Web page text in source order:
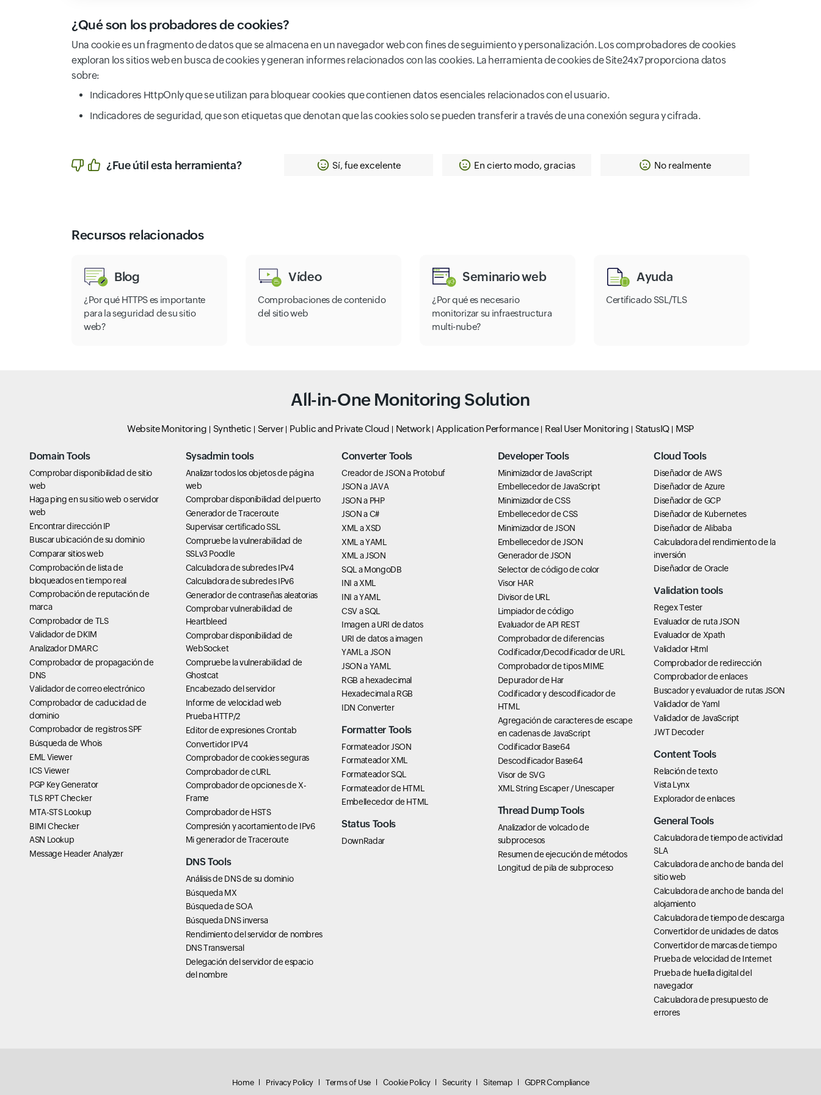
¿Qué son los probadores de cookies?
Una cookie es un fragmento de datos que se almacena en un navegador web con fines de seguimiento y personalización. Los comprobadores de cookies
exploran los sitios web en busca de cookies y generan informes relacionados con las cookies. La herramienta de cookies de Site24x7 proporciona datos
sobre:
Indicadores HttpOnly que se utilizan para bloquear cookies que contienen datos esenciales relacionados con el usuario.
Indicadores de seguridad, que son etiquetas que denotan que las cookies solo se pueden transferir a través de una conexión segura y cifrada.
¿Fue útil esta herramienta? Sí, fue excelente En cierto modo, gracias No realmente
Recursos relacionados
Blog
¿Por qué HTTPS es importante
para la seguridad de su sitio
web?
Vídeo
Comprobaciones de contenido
del sitio web
Seminario web
¿Por qué es necesario
monitorizar su infraestructura
multi-nube?
Ayuda
Certificado SSL/TLS
All-in-One Monitoring Solution
Website Monitoring Synthetic Server Public and Private Cloud Network Application Performance Real User Monitoring StatusIQ MSP
Domain Tools
Comprobar disponibilidad de sitio
web
Haga ping en su sitio web o servidor
web
Encontrar dirección IP
Buscar ubicación de su dominio
Comparar sitios web
Comprobación de lista de
bloqueados en tiempo real
Comprobación de reputación de
marca
Comprobador de TLS
Validador de DKIM
Analizador DMARC
Comprobador de propagación de
DNS
Validador de correo electrónico
Comprobador de caducidad de
dominio
Comprobador de registros SPF
Búsqueda de Whois
EML Viewer
ICS Viewer
PGP Key Generator
TLS RPT Checker
MTA-STS Lookup
BIMI Checker
ASN Lookup
Message Header Analyzer
Sysadmin tools
Analizar todos los objetos de página
web
Comprobar disponibilidad del puerto
Generador de Traceroute
Supervisar certificado SSL
Compruebe la vulnerabilidad de
SSLv3 Poodle
Calculadora de subredes IPv4
Calculadora de subredes IPv6
Generador de contraseñas aleatorias
Comprobar vulnerabilidad de
Heartbleed
Comprobar disponibilidad de
WebSocket
Compruebe la vulnerabilidad de
Ghostcat
Encabezado del servidor
Informe de velocidad web
Prueba HTTP/2
Editor de expresiones Crontab
Convertidor IPV4
Comprobador de cookies seguras
Comprobador de cURL
Comprobador de opciones de X-
Frame
Comprobador de HSTS
Compresión y acortamiento de IPv6
Mi generador de Traceroute
DNS Tools
Análisis de DNS de su dominio
Búsqueda MX
Búsqueda de SOA
Búsqueda DNS inversa
Rendimiento del servidor de nombres
DNS Transversal
Delegación del servidor de espacio
del nombre
Converter Tools
Creador de JSON a Protobuf
JSON a JAVA
JSON a PHP
JSON a C#
XML a XSD
XML a YAML
XML a JSON
SQL a MongoDB
INI a XML
INI a YAML
CSV a SQL
Imagen a URI de datos
URI de datos a imagen
YAML a JSON
JSON a YAML
RGB a hexadecimal
Hexadecimal a RGB
IDN Converter
Formatter Tools
Formateador JSON
Formateador XML
Formateador SQL
Formateador de HTML
Embellecedor de HTML
Status Tools
DownRadar
Developer Tools
Minimizador de JavaScript
Embellecedor de JavaScript
Minimizador de CSS
Embellecedor de CSS
Minimizador de JSON
Embellecedor de JSON
Generador de JSON
Selector de código de color
Visor HAR
Divisor de URL
Limpiador de código
Evaluador de API REST
Comprobador de diferencias
Codificador/Decodificador de URL
Comprobador de tipos MIME
Depurador de Har
Codificador y descodificador de
HTML
Agregación de caracteres de escape
en cadenas de JavaScript
Codificador Base64
Descodificador Base64
Visor de SVG
XML String Escaper / Unescaper
Thread Dump Tools
Analizador de volcado de
subprocesos
Resumen de ejecución de métodos
Longitud de pila de subproceso
Cloud Tools
Diseñador de AWS
Diseñador de Azure
Diseñador de GCP
Diseñador de Kubernetes
Diseñador de Alibaba
Calculadora del rendimiento de la
inversión
Diseñador de Oracle
Validation tools
Regex Tester
Evaluador de ruta JSON
Evaluador de Xpath
Validador Html
Comprobador de redirección
Comprobador de enlaces
Buscador y evaluador de rutas JSON
Validador de Yaml
Validador de JavaScript
JWT Decoder
Content Tools
Relación de texto
Vista Lynx
Explorador de enlaces
General Tools
Calculadora de tiempo de actividad
SLA
Calculadora de ancho de banda del
sitio web
Calculadora de ancho de banda del
alojamiento
Calculadora de tiempo de descarga
Convertidor de unidades de datos
Convertidor de marcas de tiempo
Prueba de velocidad de Internet
Prueba de huella digital del
navegador
Calculadora de presupuesto de
errores
Home Privacy Policy Terms of Use Cookie Policy Security Sitemap GDPR Compliance